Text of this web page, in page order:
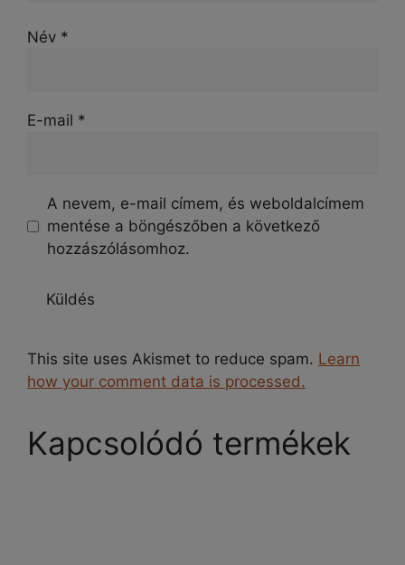
Név *
E-mail *
A nevem, e-mail címem, és weboldalcímem
mentése a böngészőben a következő
hozzászólásomhoz.
This site uses Akismet to reduce spam. Learn
how your comment data is processed.
Kapcsolódó termékek